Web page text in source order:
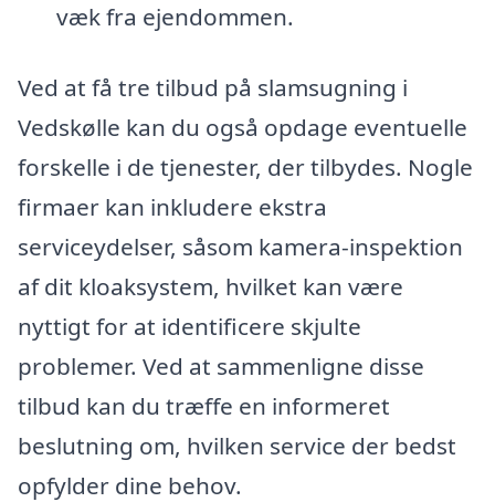
væk fra ejendommen.
Ved at få tre tilbud på slamsugning i
Vedskølle kan du også opdage eventuelle
forskelle i de tjenester, der tilbydes. Nogle
firmaer kan inkludere ekstra
serviceydelser, såsom kamera-inspektion
af dit kloaksystem, hvilket kan være
nyttigt for at identificere skjulte
problemer. Ved at sammenligne disse
tilbud kan du træffe en informeret
beslutning om, hvilken service der bedst
opfylder dine behov.